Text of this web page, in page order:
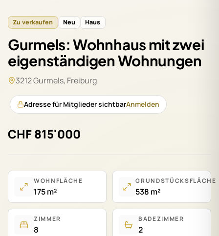
Zu verkaufen Neu Haus
Gurmels: Wohnhaus mit zwei
eigenständigen Wohnungen
3212 Gurmels, Freiburg
Adresse für Mitglieder sichtbarAnmelden
CHF 815'000
WOHNFLÄCHE
175 m²
GRUNDSTÜCKSFLÄCHE
538 m²
ZIMMER
8
BADEZIMMER
2